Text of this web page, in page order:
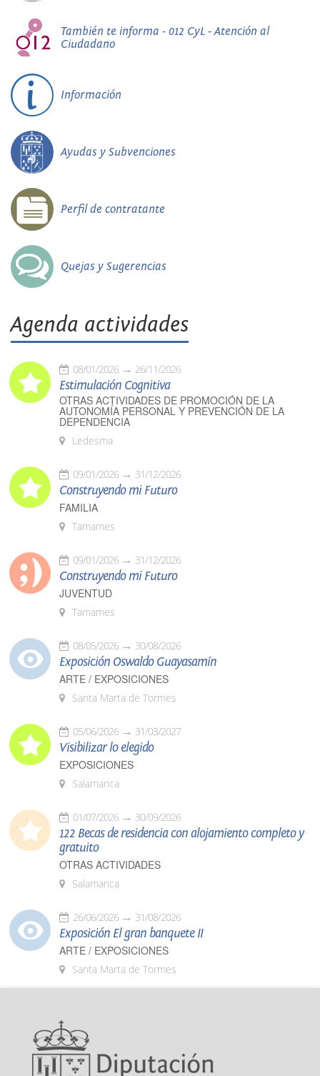
También te informa - 012 CyL - Atención al
Ciudadano
Información
Ayudas y Subvenciones
Perfil de contratante
Quejas y Sugerencias
Agenda actividades
08/01/2026 26/11/2026
Estimulación Cognitiva
OTRAS ACTIVIDADES DE PROMOCIÓN DE LA
AUTONOMÍA PERSONAL Y PREVENCIÓN DE LA
DEPENDENCIA
Ledesma
09/01/2026 31/12/2026
Construyendo mi Futuro
FAMILIA
Tamames
09/01/2026 31/12/2026
Construyendo mi Futuro
JUVENTUD
Tamames
08/05/2026 30/08/2026
Exposición Oswaldo Guayasamín
ARTE / EXPOSICIONES
Santa Marta de Tormes
05/06/2026 31/03/2027
Visibilizar lo elegido
EXPOSICIONES
Salamanca
01/07/2026 30/09/2026
122 Becas de residencia con alojamiento completo y
gratuito
OTRAS ACTIVIDADES
Salamanca
26/06/2026 31/08/2026
Exposición El gran banquete II
ARTE / EXPOSICIONES
Santa Marta de Tormes